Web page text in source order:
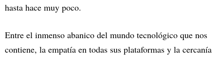
hasta hace muy poco.
Entre el inmenso abanico del mundo tecnológico que nos
contiene, la empatía en todas sus plataformas y la cercanía